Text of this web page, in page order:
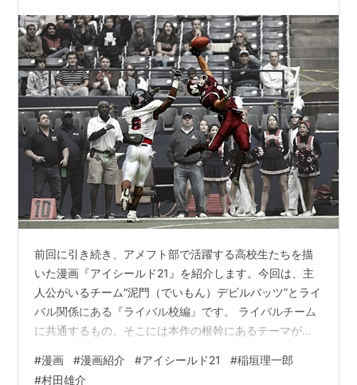
前回に引き続き、アメフト部で活躍する高校生たちを描
いた漫画『アイシールド21』を紹介します。今回は、主
人公がいるチーム“泥門（でいもん）デビルバッツ”とライ
バル関係にある『ライバル校編』です。 ライバルチーム
に共通するもの。そこには本作の根幹にあるテーマがあ
ド21」第1回〜主人公編〜 - 御曾曾けいのログ 部員2人の
#漫画 #漫画紹介 #アイシールド21 #稲垣理一郎
#村田雄介